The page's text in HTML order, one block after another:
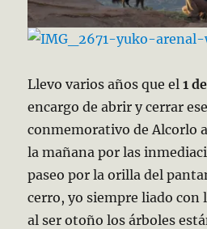
Llevo varios años que el1
encargo de abrir y cerrar
conmemorativo de Alcorlo
la mañana por las
paseo por la orilla del
cerro, yo siempre liado con
al ser otoño los árboles